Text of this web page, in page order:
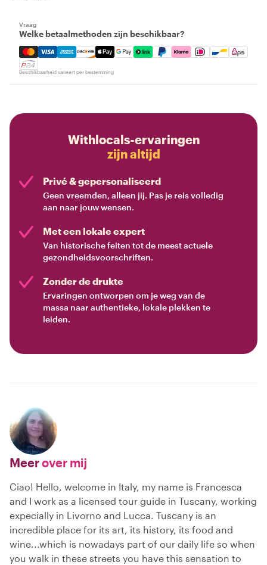
Vraag
Welke betaalmethoden zijn beschikbaar?
Mastercard, Visa, Amex, Discover, Apple Pay, Google
Beschikbaarheid varieert per bestemming
Withlocals-ervaringen
zijn altijd
Privé & gepersonaliseerd
Geen vreemden, alleen jij. Pas je reis volledig
aan naar jouw wensen.
Met een lokale expert
Van historische feiten tot de meest actuele
gezondheidsvoorschriften.
Zonder de drukte
Ervaringen ontworpen om je weg van de
massa naar authentieke, lokale plekken te
leiden.
Meerover mij
Ciao! Hello, welcome in Italy, my name is Francesca
and I work as a licensed tour guide in Tuscany, working
expecially in Livorno and Lucca. Tuscany is an
incredible place for its art, its history, its food and
wine...which is nowadays part of our daily life so when
you walk in these streets you have this sensation to